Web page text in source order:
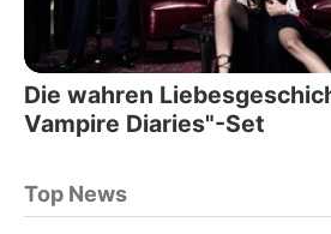
Die wahren
Vampire Diaries"-Set
Top News